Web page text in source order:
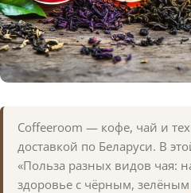
Coffeeroom — кофе, чай и
доставкой по Беларуси. В
«Польза разных видов чая:
здоровье с чёрным,